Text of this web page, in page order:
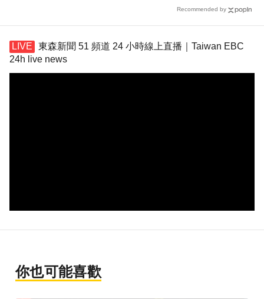
Recommended by
東森新聞 51 頻道 24 小時線上直播｜Taiwan EBC
24h live news
你也可能喜歡